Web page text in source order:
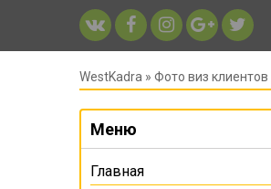
WestKadra » Фото виз клиентов
Меню
Главная